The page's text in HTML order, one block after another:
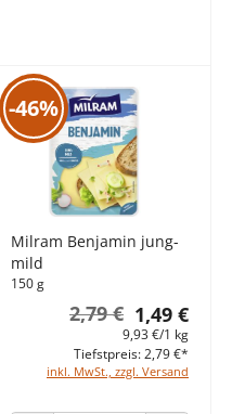
-46%
Milram Benjamin jung-
mild
150 g
1,49 €
2,79 €
9,93 €/1 kg
inkl. MwSt., zzgl. Versand
Tiefstpreis: 2,79 €*